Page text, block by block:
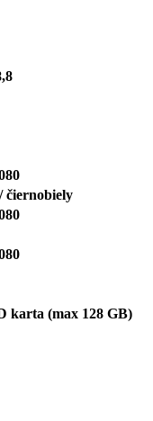
čiernobiely
karta (max 128 GB)